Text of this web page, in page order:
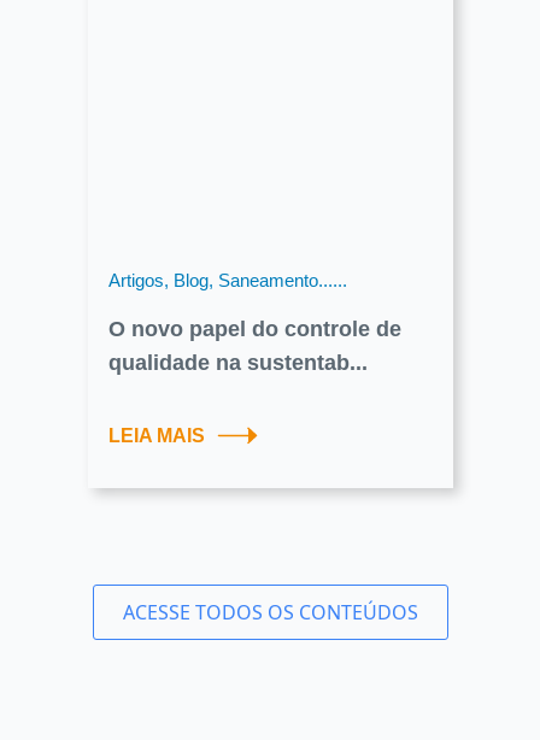
Artigos, Blog, Saneamento......
O novo papel do controle de
qualidade na sustentab...
LEIA MAIS
ACESSE TODOS OS CONTEÚDOS